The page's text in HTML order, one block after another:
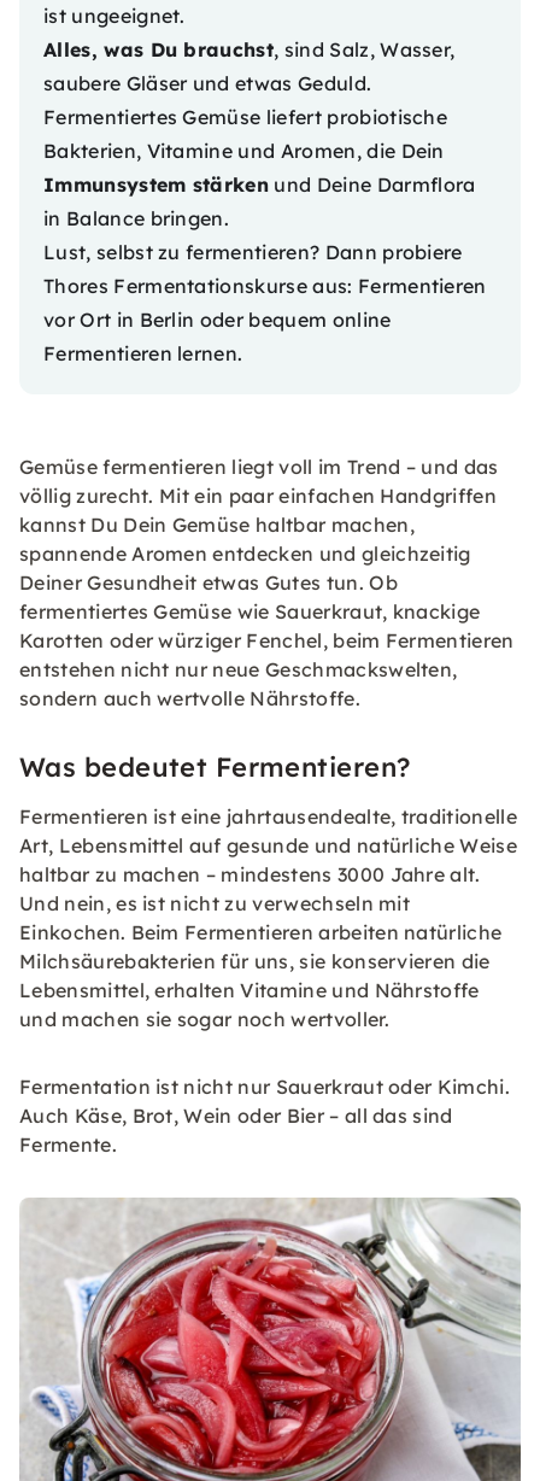
ist ungeeignet.
Alles, was Du brauchst, sind Salz, Wasser,
saubere Gläser und etwas Geduld.
Fermentiertes Gemüse liefert probiotische
Bakterien, Vitamine und Aromen, die Dein
Immunsystem stärken und Deine Darmflora
in Balance bringen.
Lust, selbst zu fermentieren? Dann probiere
Thores Fermentationskurse aus: Fermentieren
vor Ort in Berlin oder bequem online
Fermentieren lernen.
Gemüse fermentieren liegt voll im Trend – und das
völlig zurecht. Mit ein paar einfachen Handgriffen
kannst Du Dein Gemüse haltbar machen,
spannende Aromen entdecken und gleichzeitig
Deiner Gesundheit etwas Gutes tun. Ob
fermentiertes Gemüse wie Sauerkraut, knackige
Karotten oder würziger Fenchel, beim Fermentieren
entstehen nicht nur neue Geschmackswelten,
sondern auch wertvolle Nährstoffe.
Was bedeutet Fermentieren?
Fermentieren ist eine jahrtausendealte, traditionelle
Art, Lebensmittel auf gesunde und natürliche Weise
haltbar zu machen – mindestens 3000 Jahre alt.
Und nein, es ist nicht zu verwechseln mit
Einkochen. Beim Fermentieren arbeiten natürliche
Milchsäurebakterien für uns, sie konservieren die
Lebensmittel, erhalten Vitamine und Nährstoffe
und machen sie sogar noch wertvoller.
Fermentation ist nicht nur Sauerkraut oder Kimchi.
Auch Käse, Brot, Wein oder Bier – all das sind
Fermente.